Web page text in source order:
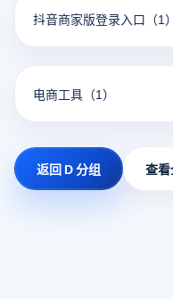
抖音商家版登录入口 （1）
电商工具 （1）
返回 D 分组 查